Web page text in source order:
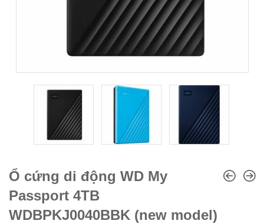
Ổ cứng di động WD My
Passport 4TB
WDBPKJ0040BBK (new model)